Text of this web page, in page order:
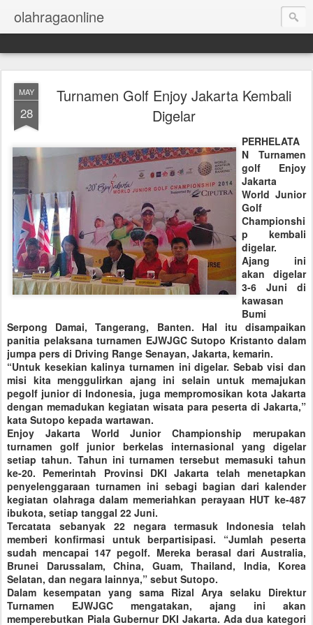
olahragaonline
MAY
28
Turnamen Golf Enjoy Jakarta Kembali
Digelar
PERHELATA
N Turnamen
golf Enjoy
Jakarta
World Junior
Golf
Championshi
p kembali
digelar.
Ajang ini
akan digelar
3-6 Juni di
kawasan
Bumi
Serpong Damai, Tangerang, Banten. Hal itu disampaikan
panitia pelaksana turnamen EJWJGC Sutopo Kristanto dalam
jumpa pers di Driving Range Senayan, Jakarta, kemarin.
“Untuk kesekian kalinya turnamen ini digelar. Sebab visi dan
misi kita menggulirkan ajang ini selain untuk memajukan
pegolf junior di Indonesia, juga mempromosikan kota Jakarta
dengan memadukan kegiatan wisata para peserta di Jakarta,”
kata Sutopo kepada wartawan.
Enjoy Jakarta World Junior Championship merupakan
turnamen golf junior berkelas internasional yang digelar
setiap tahun. Tahun ini turnamen tersebut memasuki tahun
ke-20. Pemerintah Provinsi DKI Jakarta telah menetapkan
penyelenggaraan turnamen ini sebagi bagian dari kalender
kegiatan olahraga dalam memeriahkan perayaan HUT ke-487
ibukota, setiap tanggal 22 Juni.
Tercatata sebanyak 22 negara termasuk Indonesia telah
memberi konfirmasi untuk berpartisipasi. “Jumlah peserta
sudah mencapai 147 pegolf. Mereka berasal dari Australia,
Brunei Darussalam, China, Guam, Thailand, India, Korea
Selatan, dan negara lainnya,” sebut Sutopo.
Dalam kesempatan yang sama Rizal Arya selaku Direktur
Turnamen EJWJGC mengatakan, ajang ini akan
memperebutkan Piala Gubernur DKI Jakarta. Ada dua kategori